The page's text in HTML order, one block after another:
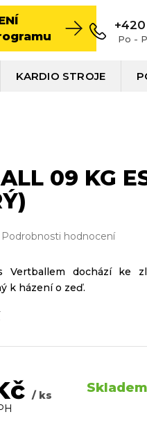
+420
Po -
KARDIO STROJE
09 KG
Podrobnosti hodnocení
/ ks Skladem
dochází ke
k házení o zeď.